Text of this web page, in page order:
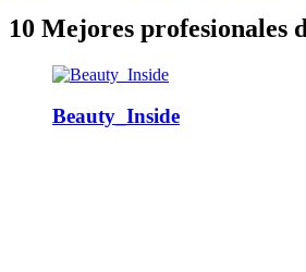
10 Mejores profesionales
Beauty_Inside